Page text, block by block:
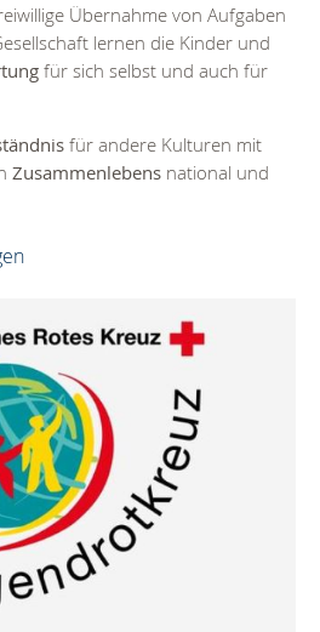
Übernahme von Aufgaben
lernen die Kinder und
für sich selbst und auch für
für andere Kulturen mit
Zusammenlebens national und